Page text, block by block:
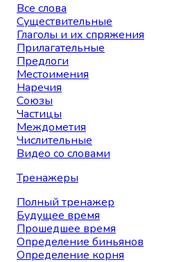
Все слова
Существительные
Глаголы и их спряжения
Прилагательные
Предлоги
Местоимения
Наречия
Союзы
Частицы
Междометия
Числительные
Видео со словами
Тренажеры
Полный тренажер
Будущее время
Прошедшее время
Определение биньянов
Определение корня